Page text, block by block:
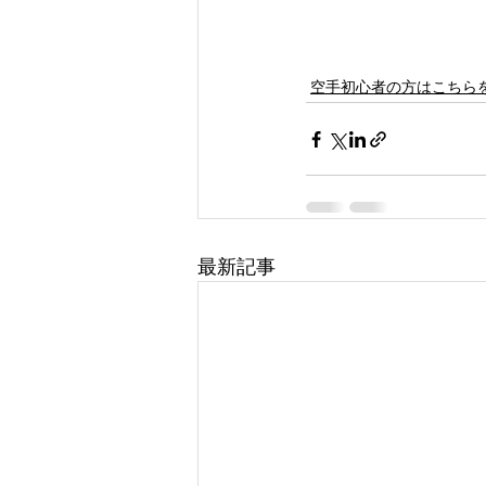
空手初心者の方はこちら
最新記事